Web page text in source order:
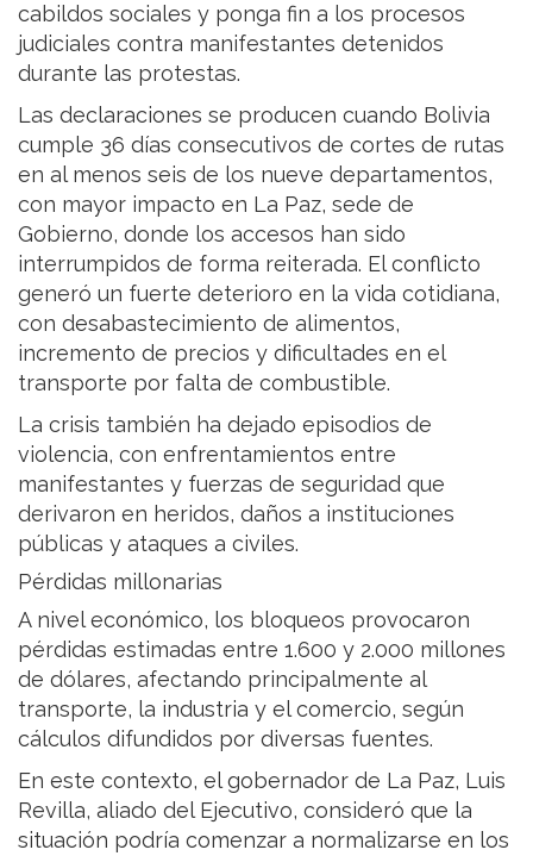
cabildos sociales y ponga fin a los procesos
judiciales contra manifestantes detenidos
durante las protestas.
Las declaraciones se producen cuando Bolivia
cumple 36 días consecutivos de cortes de rutas
en al menos seis de los nueve departamentos,
con mayor impacto en La Paz, sede de
Gobierno, donde los accesos han sido
interrumpidos de forma reiterada. El conflicto
generó un fuerte deterioro en la vida cotidiana,
con desabastecimiento de alimentos,
incremento de precios y dificultades en el
transporte por falta de combustible.
La crisis también ha dejado episodios de
violencia, con enfrentamientos entre
manifestantes y fuerzas de seguridad que
derivaron en heridos, daños a instituciones
públicas y ataques a civiles.
Pérdidas millonarias
A nivel económico, los bloqueos provocaron
pérdidas estimadas entre 1.600 y 2.000 millones
de dólares, afectando principalmente al
transporte, la industria y el comercio, según
cálculos difundidos por diversas fuentes.
En este contexto, el gobernador de La Paz, Luis
Revilla, aliado del Ejecutivo, consideró que la
situación podría comenzar a normalizarse en los